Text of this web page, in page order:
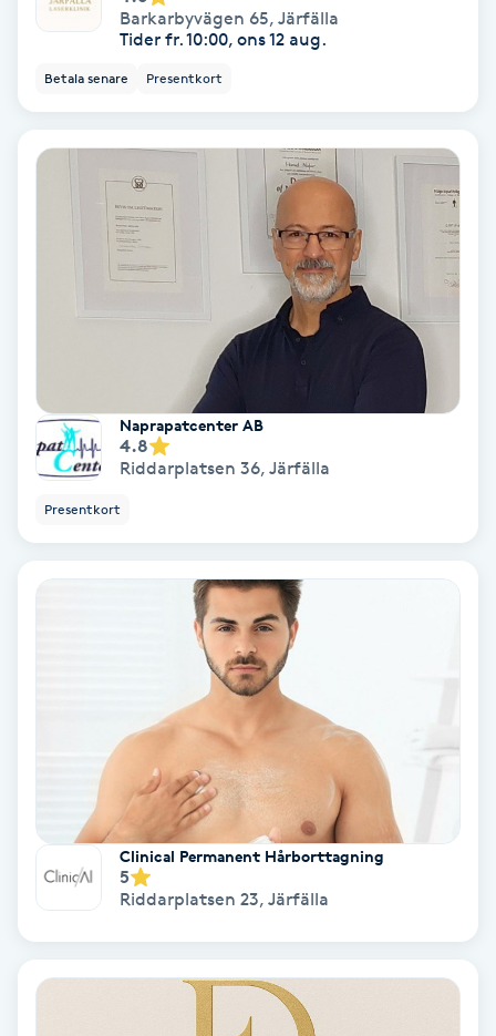
Keratinbehandling
Kinesisk medicin
Klangmassage
Klippning & Slingor
Klippning ungdom
Kosmetisk tatuering
Kroppsinpackning
Kroppspeeling
Käkledsbehandling
Kärlbehandling
Laserbehandling
Barkarbyvägen 65, Järfälla
Tider fr. 10:00, ons 12 aug.
Betala senare Presentkort
Naprapatcenter AB
4.8
Riddarplatsen 36, Järfälla
Presentkort
Clinical Permanent Hårborttagning
5
Riddarplatsen 23, Järfälla